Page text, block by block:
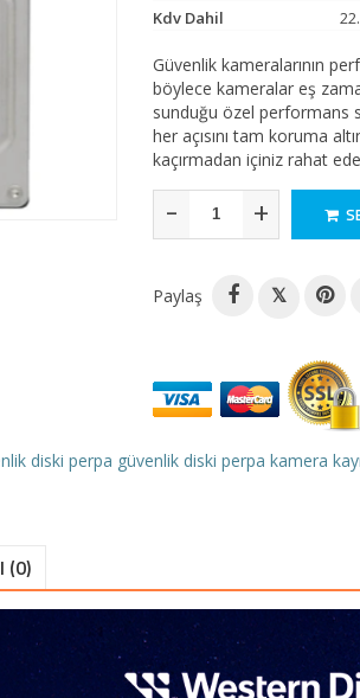
Kdv Dahil
Güvenlik kameralarının
böylece kameralar eş
sunduğu özel performans
her açısını tam koruma
kaçırmadan içiniz rahat
- +
Paylaş 𝕏
diski perpa güvenlik diski perpa kamera
(0)